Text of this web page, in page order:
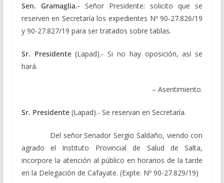
Sen. Gramaglia.- Señor Presidente: solicito que se
reserven en Secretaría los expedientes Nº 90-27.826/19
y 90-27.827/19 para ser tratados sobre tablas.
Sr. Presidente(Lapad).- Si no hay oposición, así se
hará.
– Asentimiento.
Sr. Presidente(Lapad).- Se reservan en Secretaría.
Del señor Senador Sergio Saldaño, viendo con
agrado el Instituto Provincial de Salud de Salta,
incorpore la atención al público en horarios de la tarde
en la Delegación de Cafayate. (Expte. Nº 90-27.829/19)